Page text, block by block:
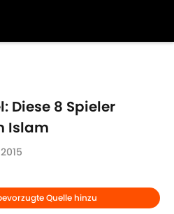
Diese 8 Spieler
Islam
Quelle hinzu